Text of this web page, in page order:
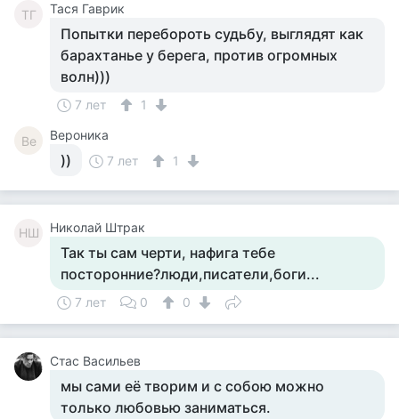
ТГ Тася Гаврик
Попытки перебороть судьбу, выглядят как
барахтанье у берега, против огромных
волн)))
7 лет 1
Ве Вероника
)) 7 лет 1
НШ Николай Штрак
Так ты сам черти, нафига тебе
посторонние?люди,писатели,боги...
7 лет 0 0
Стас Васильев
мы сами её творим и с собою можно
только любовью заниматься.